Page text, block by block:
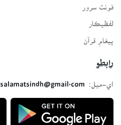
فونٽ سرور
لفظيڪار
پيغامِ قرآن
رابطو
اي-ميل:
salamatsindh@gmail.com